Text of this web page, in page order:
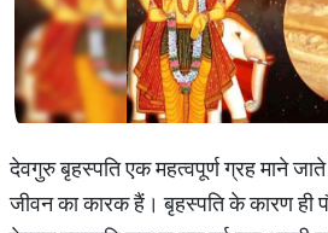
देवगुरु बृहस्पति एक महत्वपूर्ण ग्रह माने
जीवन का कारक हैं। बृहस्पति के कारण ही